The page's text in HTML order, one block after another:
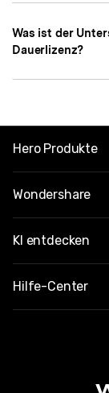
Was ist der
Dauerlizenz?
Hero Produkte
Wondershare
KI entdecken
Hilfe-Center